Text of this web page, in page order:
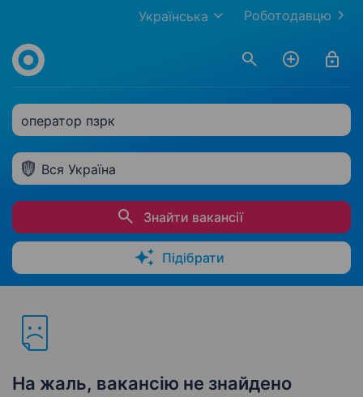
Роботодавцю
Українська
оператор пзрк
Вся Україна
Знайти вакансії
Підібрати
На жаль, вакансію не знайдено